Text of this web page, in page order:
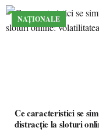
NAȚIONALE
Ce caracteristici se
distracție la sloturi